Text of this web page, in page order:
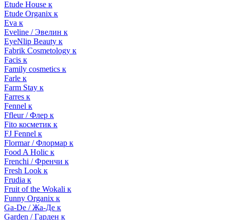
Etude House к
Etude Organix к
Eva к
Eveline / Эвелин к
EyeNlip Beauty к
Fabrik Cosmetology к
Facis к
Family cosmetics к
Farle к
Farm Stay к
Farres к
Fennel к
Ffleur / Флер к
Fito косметик к
FJ Fennel к
Flormar / Флормар к
Food A Holic к
Frenchi / Френчи к
Fresh Look к
Frudia к
Fruit of the Wokali к
Funny Organix к
Ga-De / Жа-Де к
Garden / Гарден к